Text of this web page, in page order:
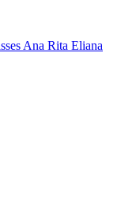
Ana Rita Eliana